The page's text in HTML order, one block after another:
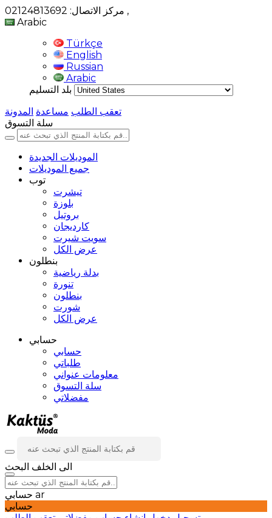
,
Arabic
Türkçe
English
Russian
Arabic
بلد التسليم
تعقب الطلب مساعدة المدونة
سلة التسوق
الموديلات الجديدة
جميع الموديلات
توب
تيشرت
بلوزة
بروتيل
كارديجان
سويت شيرت
عرض الكل
بنطلون
بدلة رياضية
تنورة
بنطلون
شورت
عرض الكل
حسابي
حسابي
طلباتي
معلومات عنواني
سلة التسوق
مفضلاتي
الى الخلف البحث
ar
حسابي